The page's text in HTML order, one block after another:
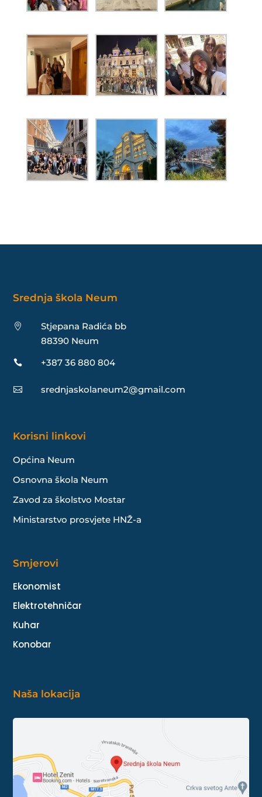
Srednja škola Neum

Stjepana Radića bb
88390 Neum
 +387 36 880 804
 srednjaskolaneum2@gmail.com
Korisni linkovi
Općina Neum
Osnovna škola Neum
Zavod za školstvo Mostar
Ministarstvo prosvjete HNŽ-a
Smjerovi
Ekonomist
Elektrotehničar
Kuhar
Konobar
Naša lokacija